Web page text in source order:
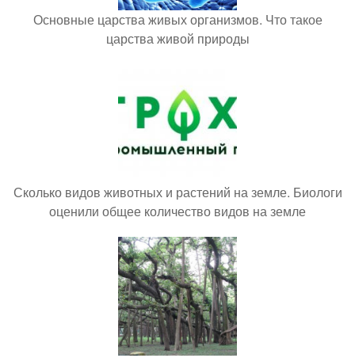
Основные царства живых организмов. Что такое
царства живой природы
Сколько видов животных и растений на земле. Биологи
оценили общее количество видов на земле